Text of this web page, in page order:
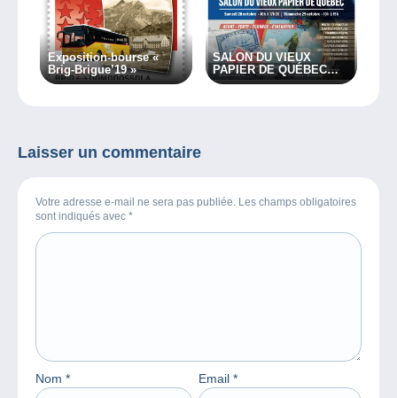
Exposition-bourse «
Brig-Brigue’19 »
SALON DU VIEUX
PAPIER DE QUÉBEC
2023
Laisser un commentaire
Votre adresse e-mail ne sera pas publiée. Les champs obligatoires
sont indiqués avec *
Nom * Email *